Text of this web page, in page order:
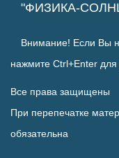
"ФИЗИКА-
Внимание! Если Вы
нажмите Ctrl+Enter
Все права защищены
При перепечатке
обязательна